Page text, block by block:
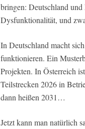
bringen: Deutschland
Dysfunktionalität, und
In Deutschland macht
funktionieren. Ein
Projekten. In Österreich
Teilstrecken 2026 in
dann heißen 2031…
Jetzt kann man natürlich